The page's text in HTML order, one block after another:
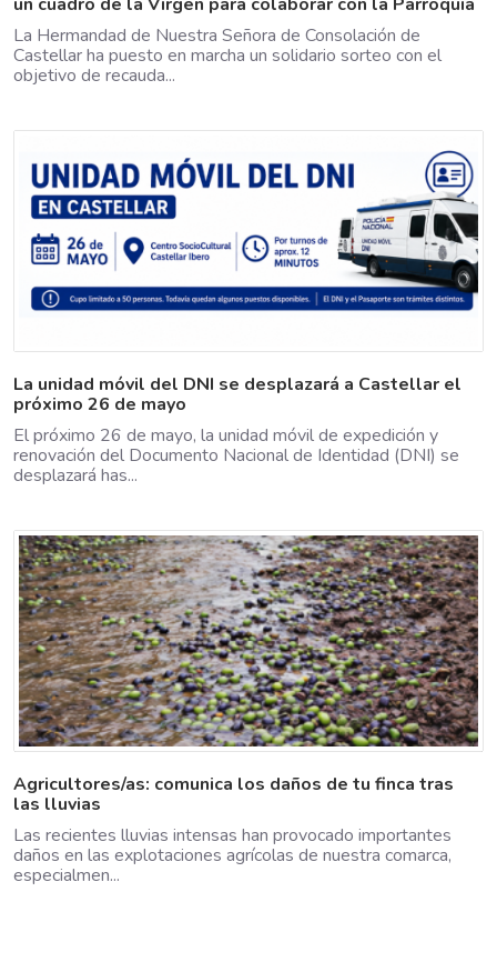
La Hermandad de Nuestra Señora de Consolación de
Castellar ha puesto en marcha un solidario sorteo con el
objetivo de recauda...
La unidad móvil del DNI se desplazará a Castellar el
próximo 26 de mayo
El próximo 26 de mayo, la unidad móvil de expedición y
renovación del Documento Nacional de Identidad (DNI) se
desplazará has...
Agricultores/as: comunica los daños de tu finca tras
las lluvias
Las recientes lluvias intensas han provocado importantes
daños en las explotaciones agrícolas de nuestra comarca,
especialmen...